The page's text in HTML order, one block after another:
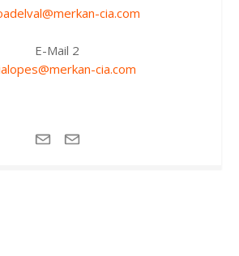
cia.com
E-Mail 2
cia.com